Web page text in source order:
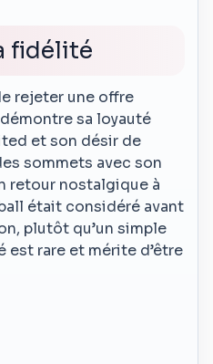
fidélité
rejeter une offre
sa loyauté
et son désir de
sommets avec son
retour nostalgique à
était considéré avant
plutôt qu’un simple
rare et mérite d’être